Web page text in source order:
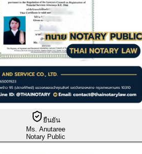
ยืนยัน
Ms. Anutaree
Notary Public